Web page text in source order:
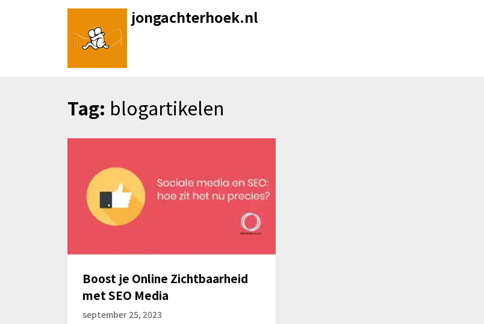
jongachterhoek.nl
Tag: blogartikelen
Boost je Online Zichtbaarheid
met SEO Media
september 25, 2023